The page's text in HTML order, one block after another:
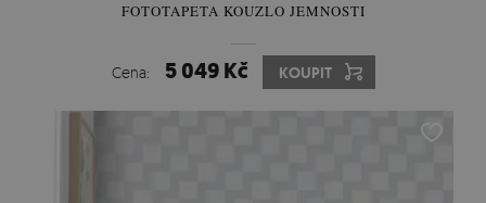
FOTOTAPETA KOUZLO JEMNOSTI
Cena: 5 049 Kč KOUPIT